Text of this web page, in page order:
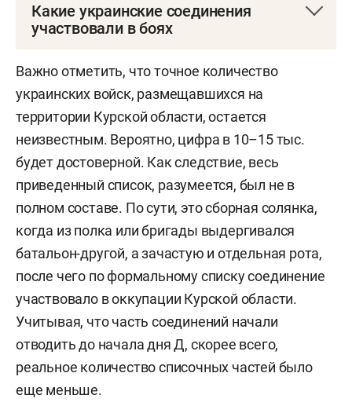
Какие украинские соединения
участвовали в боях
противник сконцентрировал на данном участке
следующие соединения:
— 1-я танковая бригада;
— 17-я тяжелая механизированная (бывшая
танковая) бригада;
— 22-я механизированная бригада;
— 41-я механизированная бригада;
— 47-я механизированная бригада;
— 61-я механизированная бригада;
Важно отметить, что точное количество
украинских войск, размещавшихся на
территории Курской области, остается
неизвестным. Вероятно, цифра в 10–15 тыс.
будет достоверной. Как следствие, весь
приведенный список, разумеется, был не в
полном составе. По сути, это сборная солянка,
когда из полка или бригады выдергивался
батальон-другой, а зачастую и отдельная рота,
после чего по формальному списку соединение
участвовало в оккупации Курской области.
Учитывая, что часть соединений начали
отводить до начала дня Д, скорее всего,
реальное количество списочных частей было
еще меньше.